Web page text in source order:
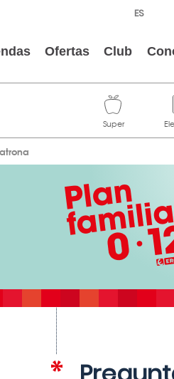
Ofertas Club